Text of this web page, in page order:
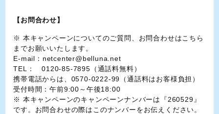
【お問合わせ】
※ 本キャンペーンについてのご質問、お問合わせはこちら
までお願いいたします。
E-mail：netcenter@belluna.net
TEL： 0120-85-7895（通話料無料）
携帯電話からは、0570-0222-99（通話料はお客様負担）
受付時間：午前9:00～午後18:00
※ 本キャンペーンのキャンペーンナンバーは『260529』
です。お問合わせの際はこのナンバーをお伝えください。